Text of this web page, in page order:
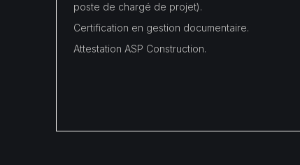
poste de chargé de projet).
Certification en gestion documentaire.
Attestation ASP Construction.